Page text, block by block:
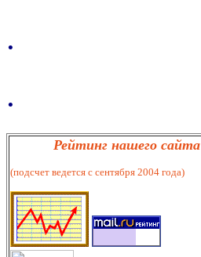
.
.
Рейтинг нашего сайта
(подсчет ведется с сентября 2004 года)